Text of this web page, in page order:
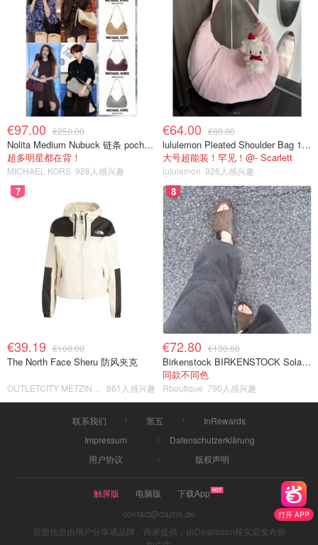
打开 APP
€97.00 €250.00
Nolita Medium Nubuck 链条 pochette
超多明星都在背！
MICHAEL KORS 928人感兴趣
€64.00 €88.00
lululemon Pleated Shoulder Bag 10L 单肩包
大号超能装！罕见！@- Scarlett
lululemon 926人感兴趣
7
€39.19 €100.00
The North Face Sheru 防风夹克
861人感兴趣
8
€72.80 €130.00
Birkenstock BIRKENSTOCK Solana 麂皮皮革凉拖
同款不同色
Rboutique 790人感兴趣
联系我们 黑五
InRewards
Impressum
Datenschutzerklärung
用户协议
版权声明
触屏版 电脑版
下载App
contact@dazhe.de
页面信息由用户分享或品牌、商家提供，由Dealmoon核实后发布折